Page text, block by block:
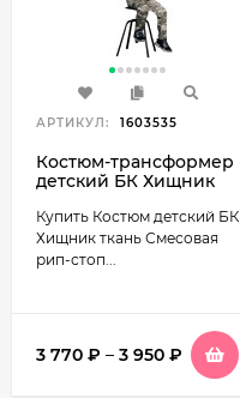
АРТИКУЛ: 1603535
Костюм-трансформер
детский БК Хищник
стоп цвет Серый КМФ
Купить Костюм детский БК
Хищник ткань Смесовая
рип-стоп...
3 770 ₽ – 3 950 ₽